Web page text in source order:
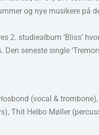
og nye musikere på
2. studiealbum ’Bliss’
Den seneste single
(vocal &
Thit Helbo Møller